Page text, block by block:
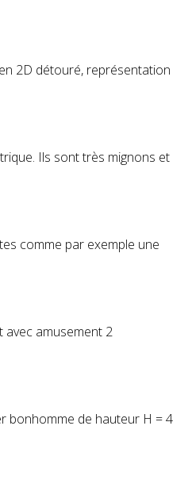
2D détouré, représentation
Ils sont très mignons et
comme par exemple une
avec amusement 2
bonhomme de hauteur H = 4